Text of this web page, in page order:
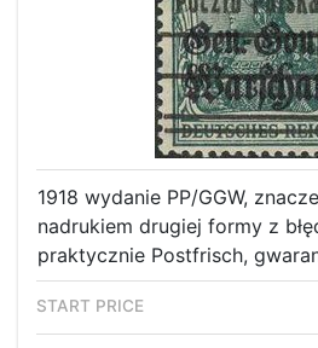
1918 wydanie PP/GGW,
nadrukiem drugiej formy z
praktycznie Postfrisch,